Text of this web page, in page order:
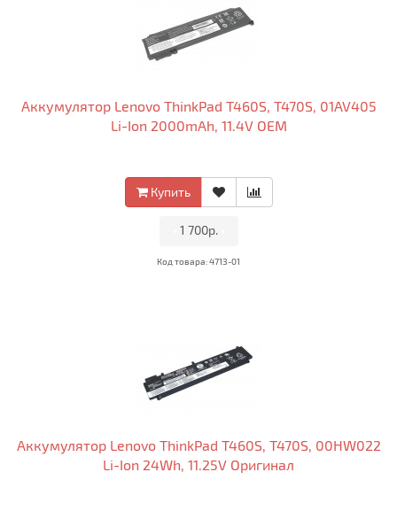
Аккумулятор Lenovo ThinkPad T460S, T470S, 01AV405
Li-Ion 2000mAh, 11.4V OEM
Купить
1 700р.
Код товара: 4713-01
Аккумулятор Lenovo ThinkPad T460S, T470S, 00HW022
Li-Ion 24Wh, 11.25V Оригинал